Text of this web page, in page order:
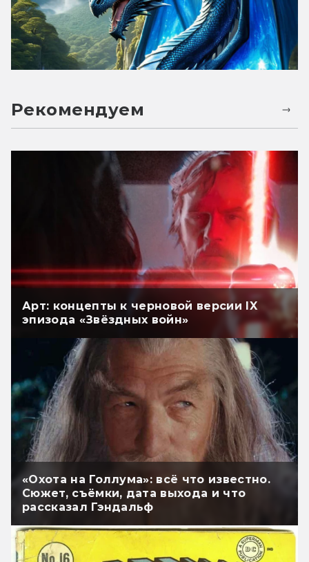
Рекомендуем
Арт: концепты к черновой версии IX
эпизода «Звёздных войн»
«Охота на Голлума»: всё что известно.
Сюжет, съёмки, дата выхода и что
рассказал Гэндальф